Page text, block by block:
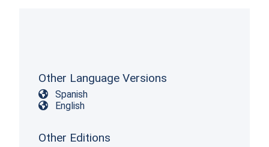
Other Language Versions
Spanish
English
Other Editions